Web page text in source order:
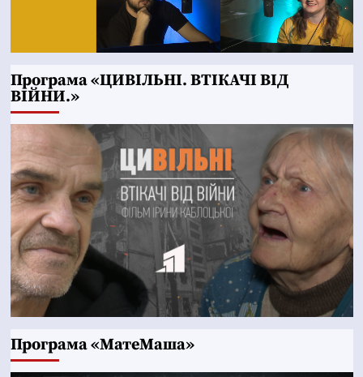
Програма «ЦИВІЛЬНІ. ВТІКАЧІ ВІД
ВІЙНИ.»
Програма «МатеМаша»